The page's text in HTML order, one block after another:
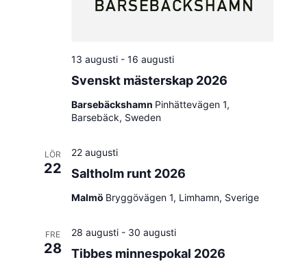
Svenskt mästerskap 2026
13 augusti- 16 augusti
Barsebäckshamn Pinhättevägen 1,
Barsebäck, Sweden
LÖR
22 Saltholm runt 2026
22 augusti
Malmö Bryggövägen 1, Limhamn, Sverige
FRE
28 Tibbes minnespokal 2026
28 augusti- 30 augusti